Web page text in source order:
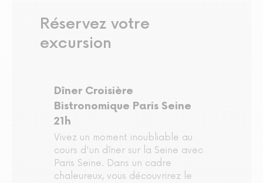
Réservez votre
excursion
Dîner Croisière
Bistronomique Paris Seine
21h
Vivez un moment inoubliable au
cours d'un dîner sur la Seine avec
Paris Seine. Dans un cadre
chaleureux, vous découvrirez le